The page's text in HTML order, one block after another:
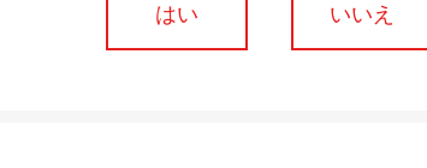
はい いいえ